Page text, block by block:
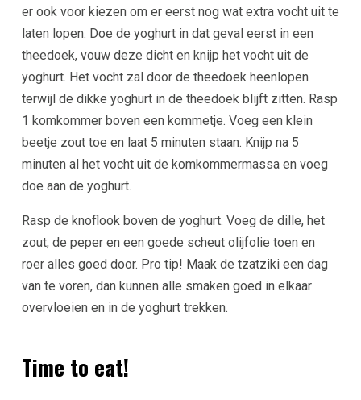
er ook voor kiezen om er eerst nog wat extra vocht uit te
laten lopen. Doe de yoghurt in dat geval eerst in een
theedoek, vouw deze dicht en knijp het vocht uit de
yoghurt. Het vocht zal door de theedoek heenlopen
terwijl de dikke yoghurt in de theedoek blijft zitten. Rasp
1 komkommer boven een kommetje. Voeg een klein
beetje zout toe en laat 5 minuten staan. Knijp na 5
minuten al het vocht uit de komkommermassa en voeg
doe aan de yoghurt.
Rasp de knoflook boven de yoghurt. Voeg de dille, het
zout, de peper en een goede scheut olijfolie toen en
roer alles goed door. Pro tip! Maak de tzatziki een dag
van te voren, dan kunnen alle smaken goed in elkaar
overvloeien en in de yoghurt trekken.
Time to eat!